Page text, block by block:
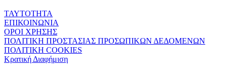
ΤΑΥΤΟΤΗΤΑ
ΕΠΙΚΟΙΝΩΝΙΑ
ΟΡΟΙ ΧΡΗΣΗΣ
ΠΟΛΙΤΙΚΗ ΠΡΟΣΤΑΣΙΑΣ ΠΡΟΣΩΠΙΚΩΝ ΔΕΔΟΜΕΝΩΝ
ΠΟΛΙΤΙΚΗ COOKIES
Κρατική Διαφήμιση